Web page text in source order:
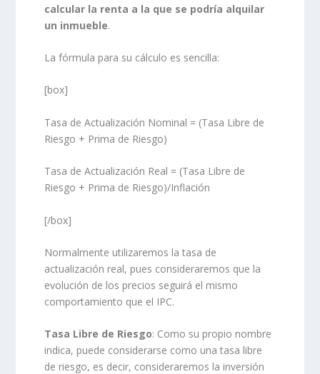
calcular la renta a la que se podría alquilar
un inmueble.
La fórmula para su cálculo es sencilla:
[box]
Tasa de Actualización Nominal = (Tasa Libre de
Riesgo + Prima de Riesgo)
Tasa de Actualización Real = (Tasa Libre de
Riesgo + Prima de Riesgo)/Inflación
[/box]
Normalmente utilizaremos la tasa de
actualización real, pues consideraremos que la
evolución de los precios seguirá el mismo
comportamiento que el IPC.
Tasa Libre de Riesgo: Como su propio nombre
indica, puede considerarse como una tasa libre
de riesgo, es decir, consideraremos la inversión